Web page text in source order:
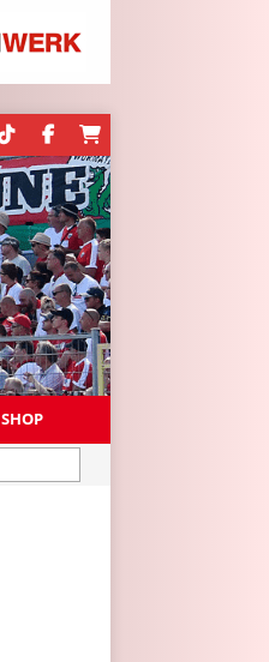
SHOP